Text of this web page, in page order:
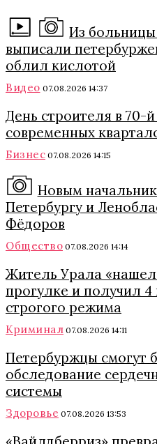
Из больницы
выписали
облил кислотой
Видео 07.08.2026 14:37
День строителя в 70-
современных
Бизнес 07.08.2026 14:15
Новым
Петербургу и
Фёдоров
Общество 07.08.2026 14:14
Житель Урала
прогулке и получил
строгого режима
Криминал 07.08.2026 14:11
Петербуржцы смогут
обследование
системы
Здоровье 07.08.2026 13:53